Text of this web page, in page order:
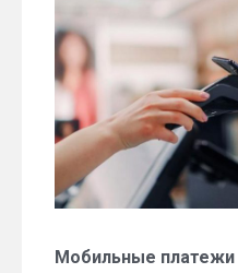
Мобильные